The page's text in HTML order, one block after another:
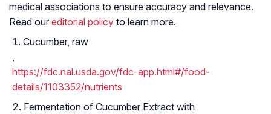
medical associations to ensure accuracy and relevance.
Read our editorial policy to learn more.
Cucumber, raw
,
https://fdc.nal.usda.gov/fdc-app.html#/food-
details/1103352/nutrients
Fermentation of Cucumber Extract with